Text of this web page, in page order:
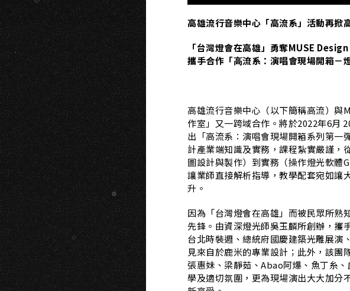
高雄流行音樂中心「高流系」活動再掀
「台灣燈會在高雄」勇奪MUSE
攜手合作「⾼流系：演唱會現場開箱－
高雄流行音樂中心（以下簡稱高流）
作室」又一跨域合作。將於2022年6月
出「高流系：演唱會現場開箱系列第一
計產業端知識及實務，課程紮實嚴謹，
圖設計與製作）到實務（操作燈光軟體
讓業師直接解析指導，教學配套宛如讓
升。
因為「台灣燈會在高雄」而被民眾所熟
先鋒。由資深燈光師吳玉麟所創辦，攜
台北時裝週、總統府國慶建築光雕展演
見來自於鹿米的專業設計；此外，該團
張惠妹、梁靜茹、Abao阿爆、魚丁糸
學及適切氛圍，更為現場演出大大加分